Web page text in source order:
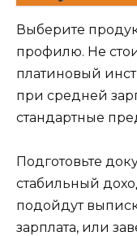
Выберите
профилю. Не
платиновый
при средней
стандартные
Подготовьте
стабильный
подойдут
зарплата, или